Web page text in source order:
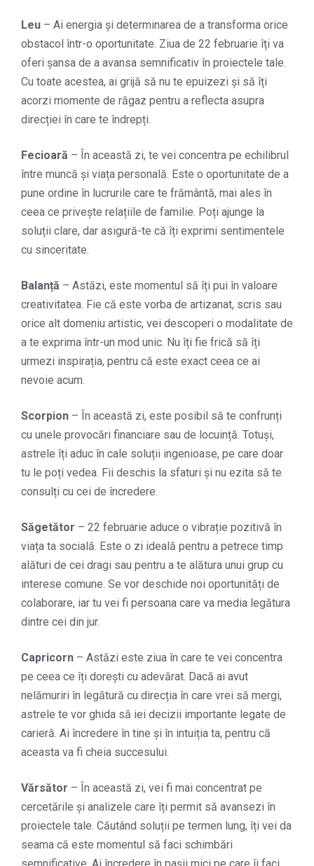
Leu – Ai energia și determinarea de a transforma orice
obstacol într-o oportunitate. Ziua de 22 februarie îți va
oferi șansa de a avansa semnificativ în proiectele tale.
Cu toate acestea, ai grijă să nu te epuizezi și să îți
acorzi momente de răgaz pentru a reflecta asupra
direcției în care te îndrepți.
Fecioară – În această zi, te vei concentra pe echilibrul
între muncă și viața personală. Este o oportunitate de a
pune ordine în lucrurile care te frământă, mai ales în
ceea ce privește relațiile de familie. Poți ajunge la
soluții clare, dar asigură-te că îți exprimi sentimentele
cu sinceritate.
Balanță – Astăzi, este momentul să îți pui în valoare
creativitatea. Fie că este vorba de artizanat, scris sau
orice alt domeniu artistic, vei descoperi o modalitate de
a te exprima într-un mod unic. Nu îți fie frică să îți
urmezi inspirația, pentru că este exact ceea ce ai
nevoie acum.
Scorpion – În această zi, este posibil să te confrunți
cu unele provocări financiare sau de locuință. Totuși,
astrele îți aduc în cale soluții ingenioase, pe care doar
tu le poți vedea. Fii deschis la sfaturi și nu ezita să te
consulți cu cei de încredere.
Săgetător – 22 februarie aduce o vibrație pozitivă în
viața ta socială. Este o zi ideală pentru a petrece timp
alături de cei dragi sau pentru a te alătura unui grup cu
interese comune. Se vor deschide noi oportunități de
colaborare, iar tu vei fi persoana care va media legătura
dintre cei din jur.
Capricorn – Astăzi este ziua în care te vei concentra
pe ceea ce îți dorești cu adevărat. Dacă ai avut
nelămuriri în legătură cu direcția în care vrei să mergi,
astrele te vor ghida să iei decizii importante legate de
carieră. Ai încredere în tine și în intuiția ta, pentru că
aceasta va fi cheia succesului.
Vărsător – În această zi, vei fi mai concentrat pe
cercetările și analizele care îți permit să avansezi în
proiectele tale. Căutând soluții pe termen lung, îți vei da
seama că este momentul să faci schimbări